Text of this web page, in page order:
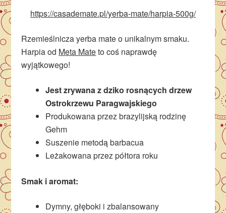
https://casademate.pl/yerba-mate/harpia-500g/
Rzemieślnicza yerba mate o unikalnym smaku.
Harpia od Meta Mateto coś naprawdę
wyjątkowego!
Jest zrywana z dziko rosnących drzew
Ostrokrzewu Paragwajskiego
Produkowana przez brazylijską rodzinę
Gehm
Suszenie metodą barbacua
Leżakowana przez półtora roku
Smak i aromat:
Dymny, głęboki i zbalansowany